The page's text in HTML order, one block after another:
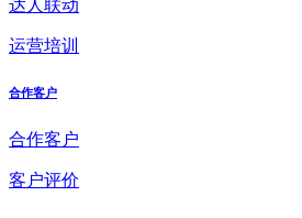
达人联动
运营培训
合作客户
合作客户
客户评价